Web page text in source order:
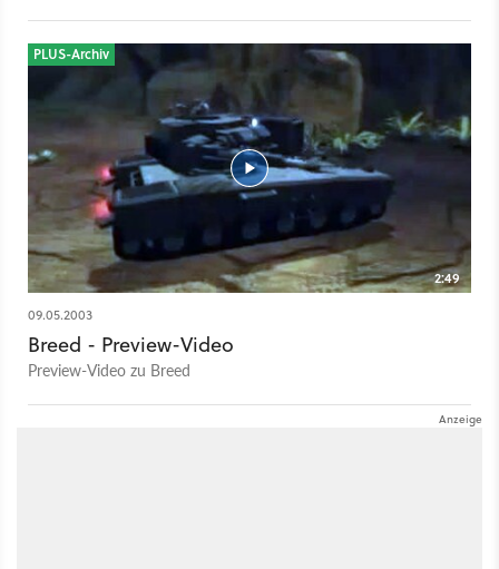
2:49
PLUS-Archiv
09.05.2003
Breed - Preview-Video
Preview-Video zu Breed